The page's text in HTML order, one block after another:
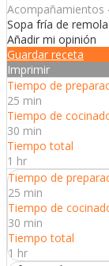
Acompañamientos
Sopa fría de
Añadir mi opinión
Guardar receta
Imprimir
Tiempo de
25 min
Tiempo de
30 min
Tiempo total
1 hr
Tiempo de
25 min
Tiempo de
30 min
Tiempo total
1 hr